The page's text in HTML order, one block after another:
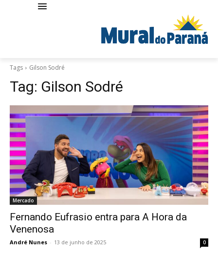
Tags Gilson Sodré
Tag: Gilson Sodré
Mercado
Fernando Eufrasio entra para A Hora da
Venenosa
André Nunes - 13 de junho de 2025 0